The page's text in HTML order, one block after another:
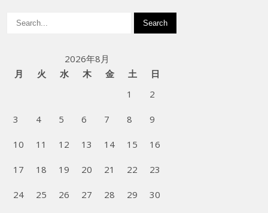
2026年8月
月
火 水 木 金 土
日
1
2
3 4 5 6 7 8 9
10 11 12 13 14 15 16
17 18 19 20 21 22 23
24 25 26 27 28 29 30